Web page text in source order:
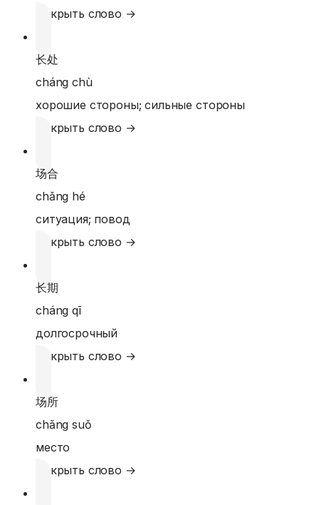
Открыть слово →
长处
cháng chù
хорошие стороны; сильные стороны
Открыть слово →
场合
chǎng hé
ситуация; повод
Открыть слово →
长期
cháng qī
долгосрочный
Открыть слово →
场所
chǎng suǒ
место
Открыть слово →